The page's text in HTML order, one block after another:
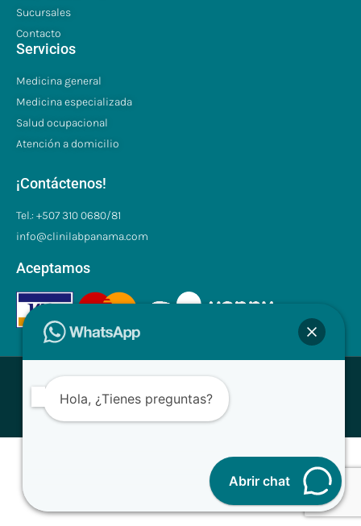
Sucursales
Contacto
Servicios
Medicina general
Medicina especializada
Salud ocupacional
Atención a domicilio
¡Contáctenos!
Tel.: +507 310 0680/81
info@clinilabpanama.com
Aceptamos
® CliniLab - Todos los derechos reservados
Desarrollado con ❤ para Clinilab
Hola, ¿Tienes preguntas?
Abrir chat